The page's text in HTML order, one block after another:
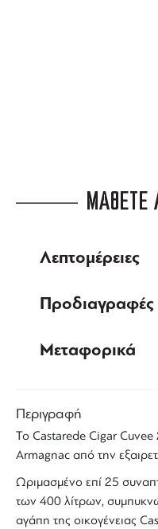
ΜΑΘΕΤΕ
Λεπτομέρειες
Προδιαγραφές
Μεταφορικά
Περιγραφή
Το Castarede Cigar Cuvee
Armagnac από την
Ωριμασμένο επί 25
των 400 λίτρων,
αγάπη της οικογένειας